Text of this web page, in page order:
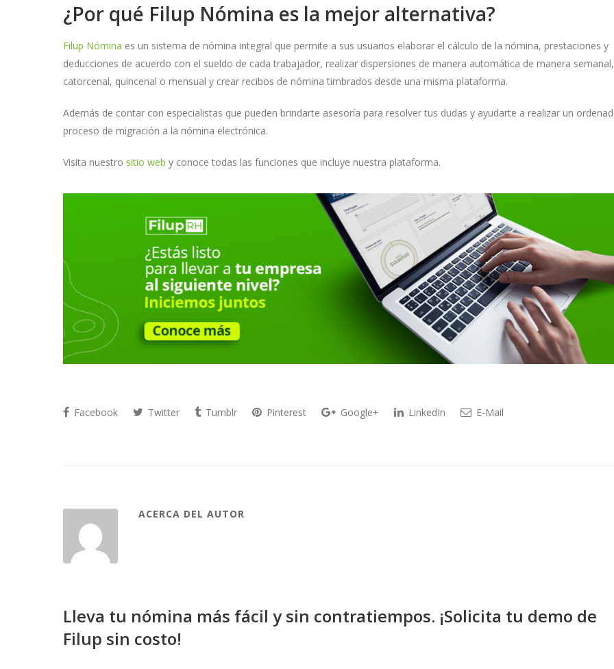
¿Por qué Filup Nómina es la mejor alternativa?
Filup Nómina es un sistema de nómina integral que permite a sus usuarios elaborar el cálculo de la nómina, prestaciones y
deducciones de acuerdo con el sueldo de cada trabajador, realizar dispersiones de manera automática de manera semanal,
catorcenal, quincenal o mensual y crear recibos de nómina timbrados desde una misma plataforma.
Además de contar con especialistas que pueden brindarte asesoría para resolver tus dudas y ayudarte a realizar un
proceso de migración a la nómina electrónica.
Visita nuestro sitio web y conoce todas las funciones que incluye nuestra plataforma.
Facebook Twitter Tumblr Pinterest Google+ LinkedIn E-Mail
ACERCA DEL AUTOR
Lleva tu nómina más fácil y sin contratiempos. ¡Solicita tu demo de
Filup sin costo!